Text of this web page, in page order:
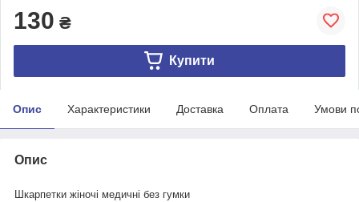
130 ₴
Купити
Опис Характеристики Доставка Оплата Умови
Опис
Шкарпетки жіночі медичні без гумки